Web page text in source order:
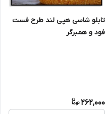
تابلو شاسی هپی لند طرح فست
فود و همبرگر
262,000